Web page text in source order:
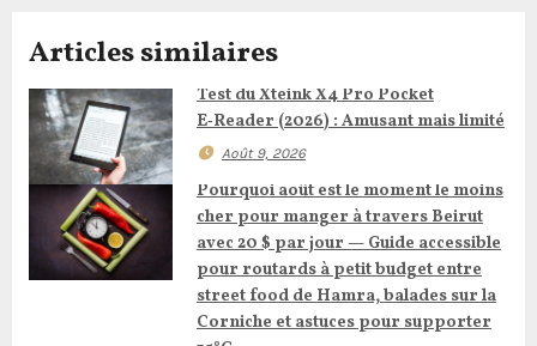
i
o
n
d
l
Articles similaires
Test du Xteink X4 Pro Pocket
E‑Reader (2026) : Amusant mais limité
Août 9, 2026
Pourquoi août est le moment le moins
cher pour manger à travers Beirut
avec 20 $ par jour — Guide accessible
pour routards à petit budget entre
street food de Hamra, balades sur la
Corniche et astuces pour supporter